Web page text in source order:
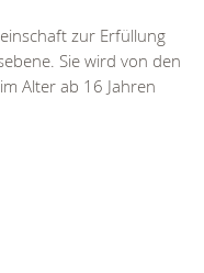
zur Erfüllung
Sie wird von den
Alter ab 16 Jahren